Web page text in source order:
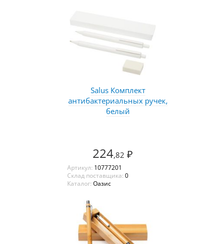
Salus Комплект
антибактериальных ручек,
белый
224,82 ₽
Артикул: 10777201
Склад поставщика: 0
Каталог: Оазис